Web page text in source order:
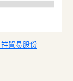
貿易股份